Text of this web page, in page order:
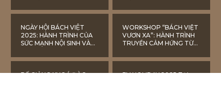
NGÀY HỘI BÁCH VIỆT
2025: HÀNH TRÌNH CỦA
SỨC MẠNH NỘI SINH VÀ
WORKSHOP “BÁCH VIỆT
VƯƠN XA”: HÀNH TRÌNH
TRUYỀN CẢM HỨNG TỪ
BẾ GIẢNG KHOÁ ĐÀO
BV HOLIDAY 2025 TẠI